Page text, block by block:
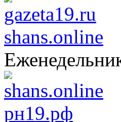
shans.online
рн19.рф